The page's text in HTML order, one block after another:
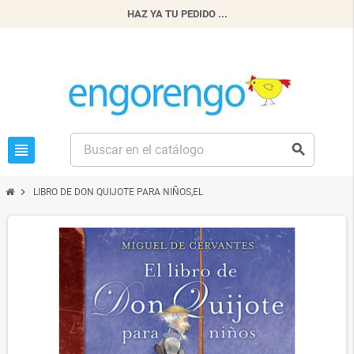
HAZ YA TU PEDIDO ...
view_headline search
chevron_right LIBRO DE DON QUIJOTE PARA NIÑOS,EL